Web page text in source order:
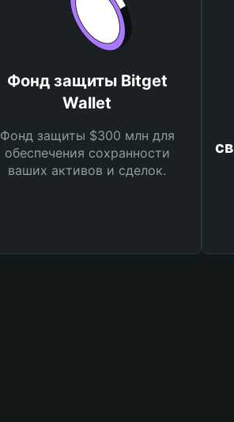
Фонд защиты Bitget
Wallet
Фонд защиты $300 млн для
обеспечения сохранности
ваших активов и сделок.